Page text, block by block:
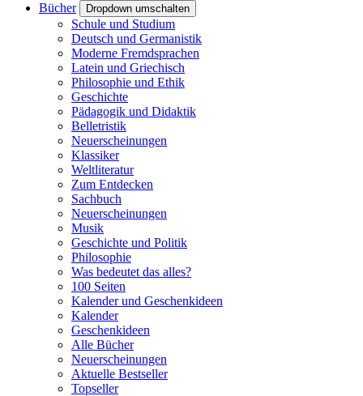
Bücher
Dropdown umschalten
Schule und Studium
Deutsch und Germanistik
Moderne Fremdsprachen
Latein und Griechisch
Philosophie und Ethik
Geschichte
Pädagogik und Didaktik
Belletristik
Neuerscheinungen
Klassiker
Weltliteratur
Zum Entdecken
Sachbuch
Neuerscheinungen
Musik
Geschichte und Politik
Philosophie
Was bedeutet das alles?
100 Seiten
Kalender und Geschenkideen
Kalender
Geschenkideen
Alle Bücher
Neuerscheinungen
Aktuelle Bestseller
Topseller